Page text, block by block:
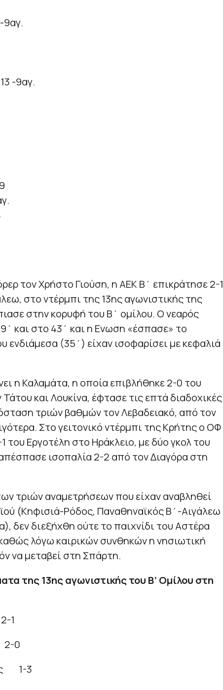
9αγ.
-9αγ.
τον Χρήστο Γιούση, η ΑΕΚ Β΄ επικράτησε 2-1
στο ντέρμπι της 13ης αγωνιστικής της
στην κορυφή του Β΄ ομίλου. Ο νεαρός
και στο 43΄ και η Ενωση «έσπασε» το
(35΄) είχαν ισοφαρίσει με κεφαλιά
η Καλαμάτα, η οποία επιβλήθηκε 2-0 του
και Λουκίνα, έφτασε τις επτά διαδοχικές
τριών βαθμών τον Λεβαδειακό, από τον
Στο γειτονικό ντέρμπι της Κρήτης ο ΟΦ
του Εργοτέλη στο Ηράκλειο, με δύο γκολ του
ισοπαλία 2-2 από τον Διαγόρα στη
τριών αναμετρήσεων που είχαν αναβληθεί
(Κηφισιά-Ρόδος, Παναθηναϊκός Β΄-Αιγάλεω
δεν διεξήχθη ούτε το παιχνίδι του Αστέρα
λόγω καιρικών συνθηκών η νησιωτική
να μεταβεί στη Σπάρτη.
της 13ης αγωνιστικής του Β’ Ομίλου στη
1
0
1-3